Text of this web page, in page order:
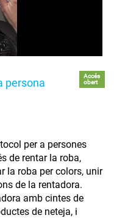
persona
Accés
obert
per a persones
de rentar la roba,
la roba per colors, unir
de la rentadora.
amb cintes de
de neteja, i